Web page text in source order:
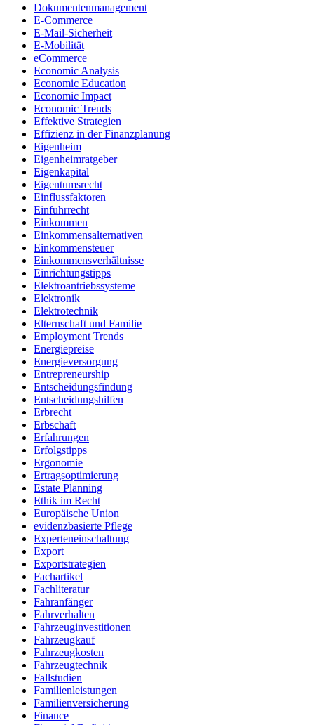
Dokumentenmanagement
E-Commerce
E-Mail-Sicherheit
E-Mobilität
eCommerce
Economic Analysis
Economic Education
Economic Impact
Economic Trends
Effektive Strategien
Effizienz in der Finanzplanung
Eigenheim
Eigenheimratgeber
Eigenkapital
Eigentumsrecht
Einflussfaktoren
Einfuhrrecht
Einkommen
Einkommensalternativen
Einkommensteuer
Einkommensverhältnisse
Einrichtungstipps
Elektroantriebssysteme
Elektronik
Elektrotechnik
Elternschaft und Familie
Employment Trends
Energiepreise
Energieversorgung
Entrepreneurship
Entscheidungsfindung
Entscheidungshilfen
Erbrecht
Erbschaft
Erfahrungen
Erfolgstipps
Ergonomie
Ertragsoptimierung
Estate Planning
Ethik im Recht
Europäische Union
evidenzbasierte Pflege
Experteneinschaltung
Export
Exportstrategien
Fachartikel
Fachliteratur
Fahranfänger
Fahrverhalten
Fahrzeuginvestitionen
Fahrzeugkauf
Fahrzeugkosten
Fahrzeugtechnik
Fallstudien
Familienleistungen
Familienversicherung
Finance